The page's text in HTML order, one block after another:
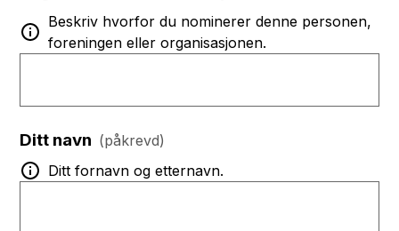
Beskriv hvorfor du nominerer denne personen,
foreningen eller organisasjonen.
Ditt navn (påkrevd)
Ditt fornavn og etternavn.